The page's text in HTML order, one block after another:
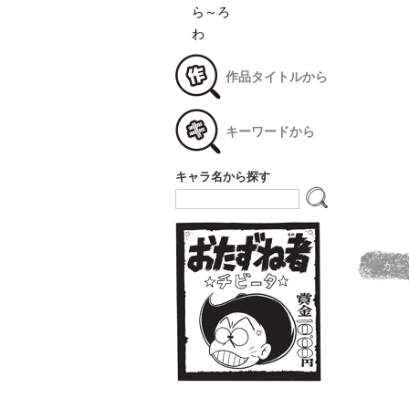
か～
ら～ろ
わ
作品タイトルから
キーワードから
キャラ名から探す